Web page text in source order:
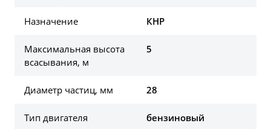
Назначение КНР
Максимальная высота
всасывания, м
5
Диаметр частиц, мм 28
Тип двигателя бензиновый